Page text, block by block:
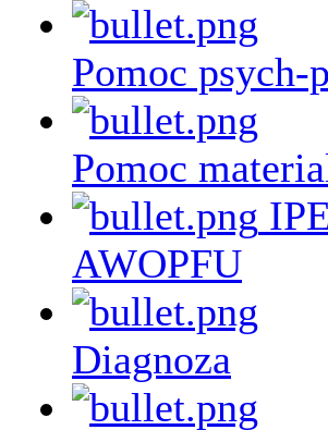
Pomoc psych-
Pomoc
AWOPFU
Diagnoza